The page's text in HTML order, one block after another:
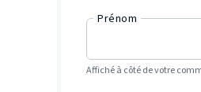
Prénom
Affiché à côté de votre